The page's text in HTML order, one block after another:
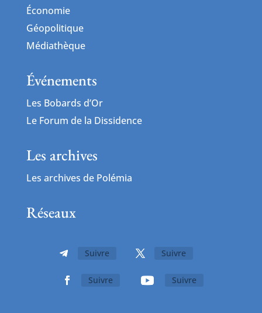
Économie
Géopolitique
Médiathèque
Événements
Les Bobards d’Or
Le Forum de la Dissidence
Les archives
Les archives de Polémia
Réseaux
Suivre Suivre
Suivre Suivre